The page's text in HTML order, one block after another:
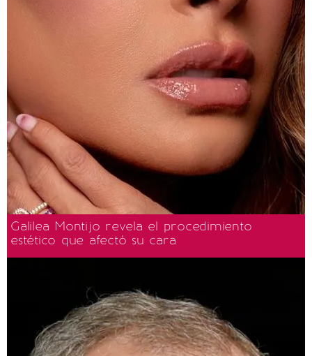
Galilea Montijo revela el procedimiento
estético que afectó su cara